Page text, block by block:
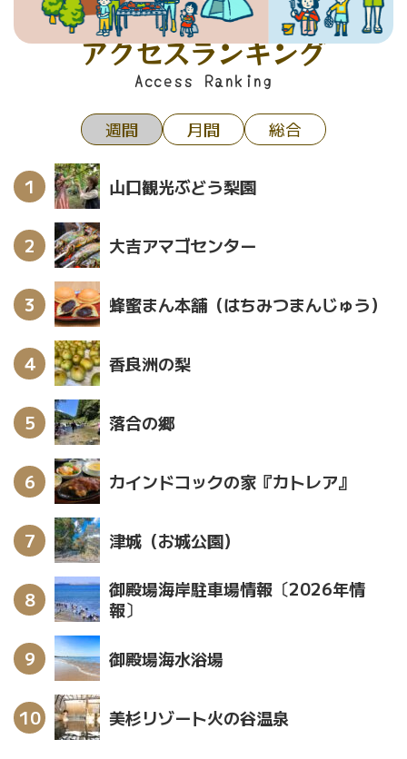
アクセスランキング
Access Ranking
週間 月間 総合
山口観光ぶどう梨園
大吉アマゴセンター
蜂蜜まん本舗（はちみつまんじゅう）
香良洲の梨
落合の郷
カインドコックの家『カトレア』
津城（お城公園）
御殿場海岸駐車場情報〔2026年情
報〕
御殿場海水浴場
美杉リゾート火の谷温泉